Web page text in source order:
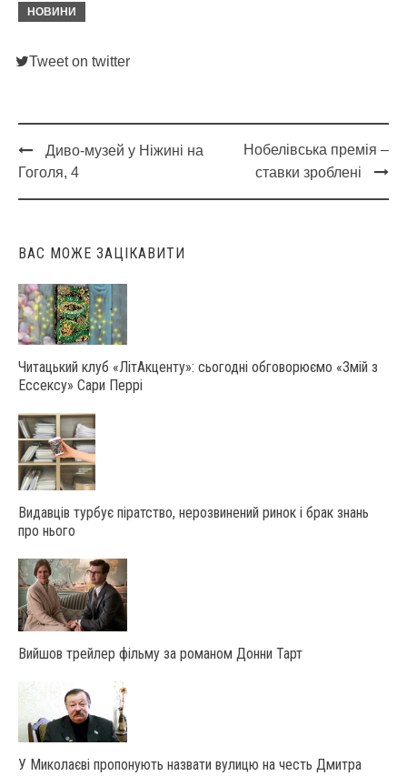
НОВИНИ
Tweet on twitter
Post
navigation
Диво-музей у Ніжині на
Гоголя, 4
Нобелівська премія –
ставки зроблені
ВАС МОЖЕ ЗАЦІКАВИТИ
Читацький клуб «ЛітАкценту»: сьогодні обговорюємо «Змій з
Ессексу» Сари Перрі
Видавців турбує піратство, нерозвинений ринок і брак знань
про нього
Вийшов трейлер фільму за романом Донни Тарт
У Миколаєві пропонують назвати вулицю на честь Дмитра